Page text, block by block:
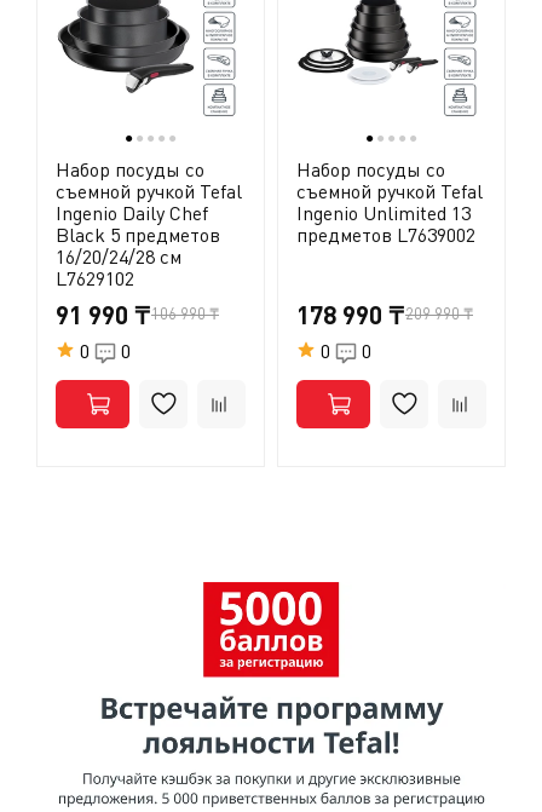
● ● ● ● ●
Набор посуды со
съемной ручкой Tefal
Ingenio Daily Chef
Black 5 предметов
16/20/24/28 см
L7629102
91 990 ₸106 990 ₸
0 0
● ● ● ● ●
Набор посуды со
съемной ручкой Tefal
Ingenio Unlimited 13
предметов L7639002
178 990 ₸209 990 ₸
0 0